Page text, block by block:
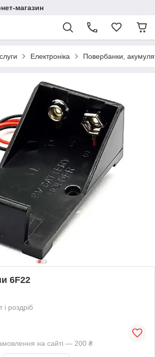
магазин
Електроніка Повербанки,
6F22
і роздріб
на сайті — 200 ₴